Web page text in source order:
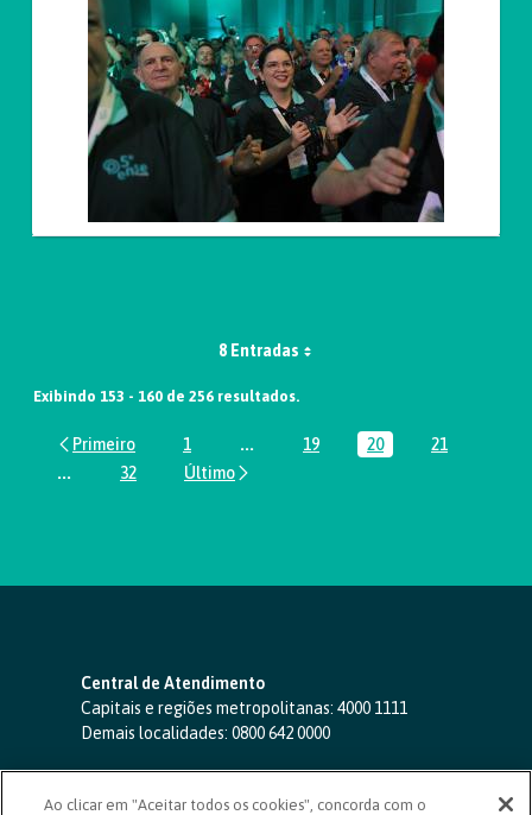
8 Entradas
Exibindo 153 - 160 de 256 resultados.
Página
1 ...Páginas intermediárias Usar ABA
Página
19 Página
20 Página
21
...Páginas intermediárias Usar ABA para navegar.
Página
32
Central de Atendimento
Capitais e regiões metropolitanas: 4000 1111
Demais localidades: 0800 642 0000
SAC 24 horas-0800 724 4420
Ao clicar em "Aceitar todos os cookies", concorda com o